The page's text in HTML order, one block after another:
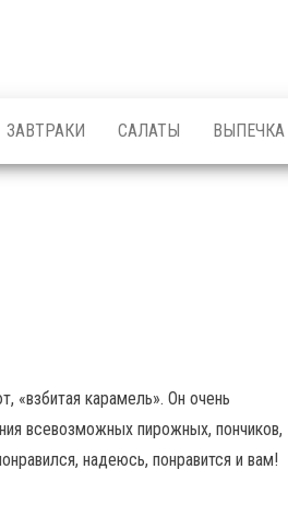
ЗАВТРАКИ САЛАТЫ ВЫПЕЧКА
«взбитая карамель». Он очень
всевозможных пирожных, пончиков,
надеюсь, понравится и вам!